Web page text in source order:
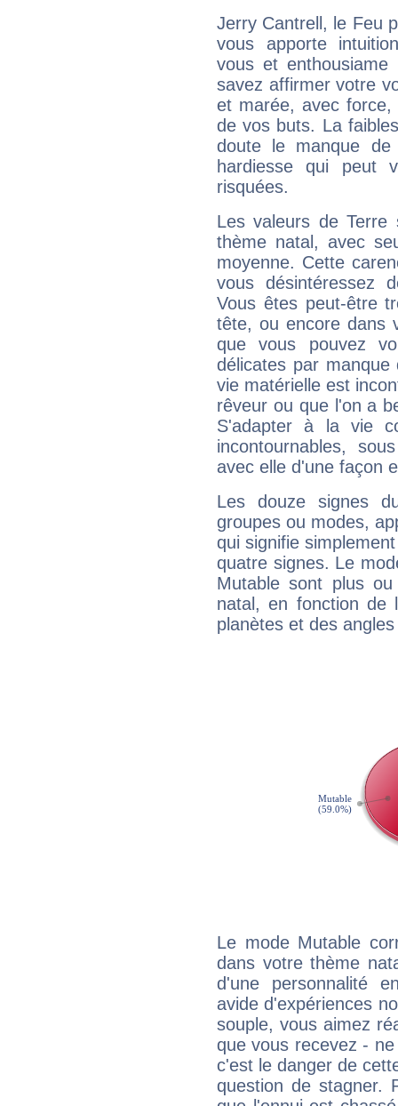
Jerry Cantrell, le Feu
vous apporte
vous et
savez affirmer votre
et marée, avec
de vos buts. La
doute le manque
hardiesse qui peut
risquées.
Les valeurs de Terre
thème natal, avec
moyenne. Cette
vous désintéressez
Vous êtes peut-être
tête, ou encore dans
que vous pouvez
délicates par
vie matérielle est
rêveur ou que l'on a
S'adapter à la vie
incontournables,
avec elle d'une façon
Les douze signes
groupes ou modes,
qui signifie
quatre signes. Le
Mutable sont plus
natal, en fonction de
planètes et des
Le mode Mutable
dans votre thème
d'une personnalité
avide d'expériences
souple, vous aimez
que vous recevez -
c'est le danger de
question de stagner.